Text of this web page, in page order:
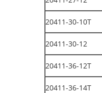
20411-30-10T
20411-30-12
20411-36-12T
20411-36-14T